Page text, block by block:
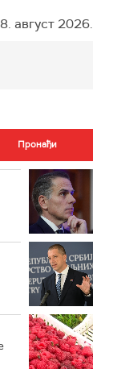
август 2026.